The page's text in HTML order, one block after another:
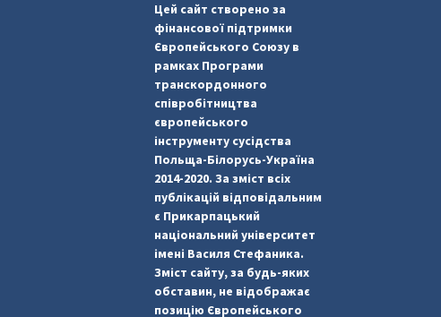
Цей сайт створено за
фінансової підтримки
Європейського Союзу в
рамках Програми
транскордонного
співробітництва
європейського
інструменту сусідства
Польща-Білорусь-Україна
2014-2020. За зміст всіх
публікацій відповідальним
є Прикарпацький
національний університет
імені Василя Стефаника.
Зміст сайту, за будь-яких
обставин, не відображає
позицію Європейського